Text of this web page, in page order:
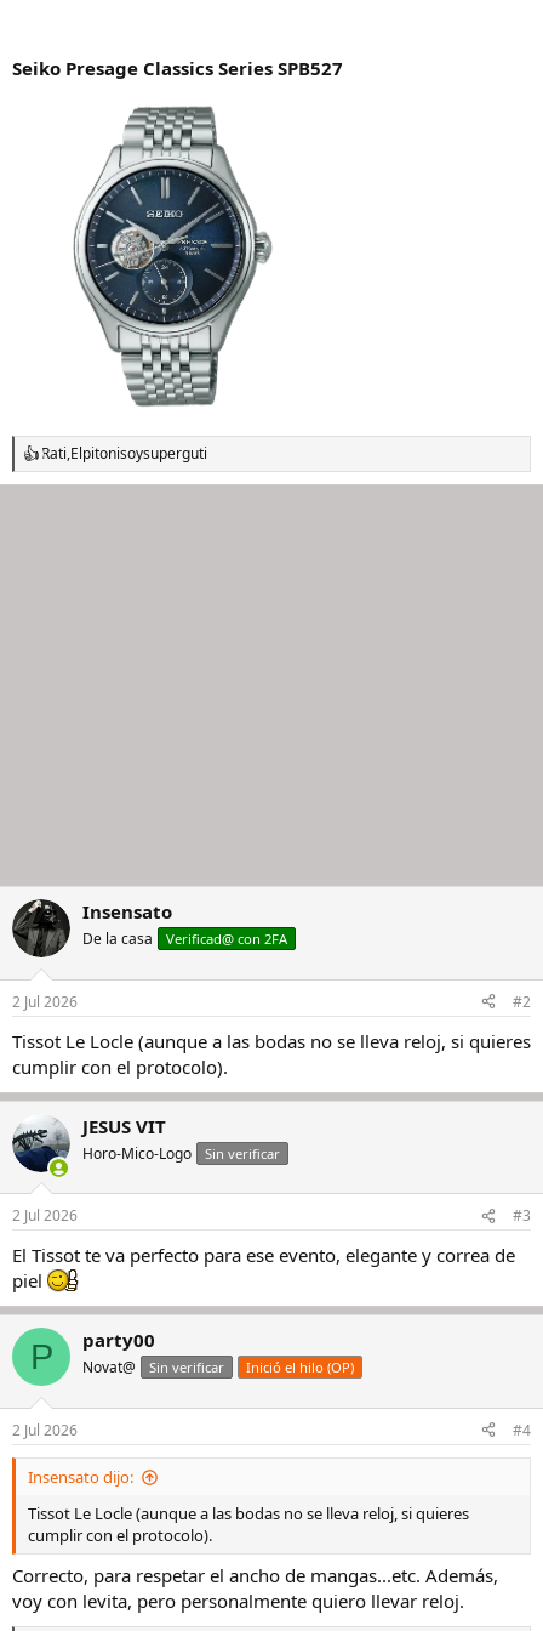
Seiko Presage Classics Series SPB527
R
e
Rati,Elpitonisoysuperguti
Insensato
De la casa Verificad@ con 2FA
2 Jul 2026 #2
Tissot Le Locle (aunque a las bodas no se lleva reloj, si quieres
cumplir con el protocolo).
JESUS VIT
Horo-Mico-Logo Sin verificar
2 Jul 2026 #3
El Tissot te va perfecto para ese evento, elegante y correa de
piel
P party00
Novat@ Sin verificar Inició el hilo (OP)
2 Jul 2026 #4
Insensato dijo:
Tissot Le Locle (aunque a las bodas no se lleva reloj, si quieres
cumplir con el protocolo).
Correcto, para respetar el ancho de mangas...etc. Además,
voy con levita, pero personalmente quiero llevar reloj.